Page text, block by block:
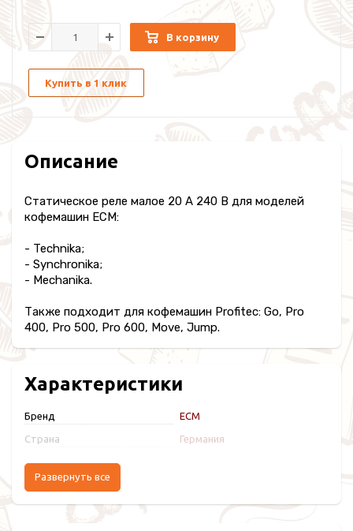
В корзину
Купить в 1 клик
Описание
Статическое реле малое 20 А 240 В для моделей
кофемашин ECM:
- Technika;
- Synchronika;
- Mechanika.
Также подходит для кофемашин Profitec: Go, Pro
400, Pro 500, Pro 600, Move, Jump.
Характеристики
Бренд ECM
Страна Германия
Развернуть все